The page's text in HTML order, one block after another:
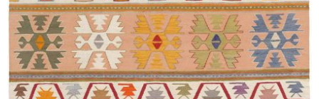
images
gallery